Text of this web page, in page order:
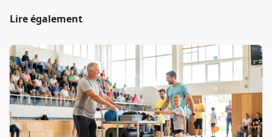
Lire également